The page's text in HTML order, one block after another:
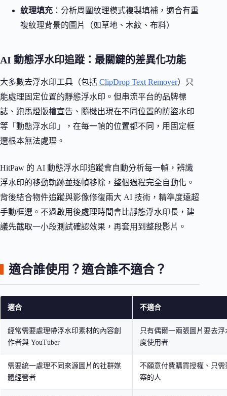
紋理填充 ：分析周圍紋理模式複製填補，適合有重
複紋理背景的圖片（如草地、木紋、布料）
AI 動態浮水印追蹤：最關鍵的差異化功能
大多數去浮水印工具（包括 ClipDrop Text Remover）只
能處理固定位置的靜態浮水印。但串流平台的品牌標
誌、跑馬燈版權宣告、隨機出現在不同位置的防盜水印
等「動態浮水印」，在每一幀的位置都不同，用固定框
選根本無法處理。
HitPaw 的 AI 動態浮水印追蹤會自動分析每一幀，辨識
浮水印的移動軌跡並逐幀移除，整個過程完全自動化。
背後結合物件追蹤與影像修復兩大 AI 技術，精準度遠超
手動框選。不過啟用後處理時間會比靜態浮水印長，建
議先截取一小段測試確認效果，再套用到整段影片。
適合誰使用？適合誰不適合？
適合 不適合
經常需要處理帶浮水印素材的內容創
作者與 YouTuber
只有偶爾一兩張圖片要去浮
度使用者
需要統一處理不同來源圖片的社群媒
體經營者
不願意付費購買授權、只需
案的人